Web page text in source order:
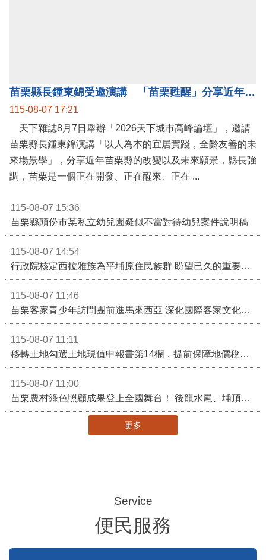
苗栗縣長鍾東錦受邀演講 「苗栗甦醒」分享近年轉變
115-08-07 17:21
天下雜誌8月7日舉辦「2026天下城市高峰論壇」，邀請
苗栗縣長鍾東錦演講「以人為本的宜居實踐，全齡友善的未
來場景學」，分享近年苗栗縣的改變以及未來願景，縣長強
調，苗栗是一個正在開發、正在醒來、正在 ...
115-08-07 15:36
苗栗縣頭份市某私立幼兒園疑似不當對待幼兒案件說明稿
115-08-07 14:54
行政院核定西拉雅族為平埔原住民族群 盼望已久的重要時刻到來！8月13日起受理民族成員名冊登記
115-08-07 11:46
苗栗客家青少年訪問團前進馬來西亞 深化國際客家文化交流
115-08-07 11:11
移轉土地勾選土地現值申報書第14欄，提前保障地價稅節稅權益
115-08-07 11:00
苗栗農村綠色照顧成果登上全國舞台！ 後龍水尾、埔頂社區前進2026高齡健康產業博覽會
更多
便民服務